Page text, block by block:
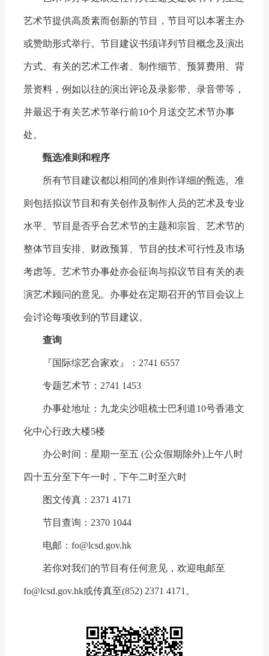
艺术节提供高质素而创新的节目，节目可以本署主办
或赞助形式举行。节目建议书须详列节目概念及演出
方式、有关的艺术工作者、制作细节、预算费用、背
景资料，例如以往的演出评论及录影带、录音带等，
并最迟于有关艺术节举行前10个月送交艺术节办事
处。
甄选准则和程序
所有节目建议都以相同的准则作详细的甄选。准
则包括拟议节目和有关创作及制作人员的艺术及专业
水平、节目是否乎合艺术节的主题和宗旨、艺术节的
整体节目安排、财政预算、节目的技术可行性及市场
考虑等。艺术节办事处亦会征询与拟议节目有关的表
演艺术顾问的意见。办事处在定期召开的节目会议上
会讨论每项收到的节目建议。
查询
『国际综艺合家欢』：2741 6557
专题艺术节：2741 1453
办事处地址：九龙尖沙咀梳士巴利道10号香港文
化中心行政大楼5楼
办公时间：星期一至五 (公众假期除外)上午八时
四十五分至下午一时， 下午二时至六时
图文传真：2371 4171
节目查询：2370 1044
电邮：fo@lcsd.gov.hk
若你对我们的节目有任何意见，欢迎电邮至
fo@lcsd.gov.hk或传真至(852) 2371 4171。